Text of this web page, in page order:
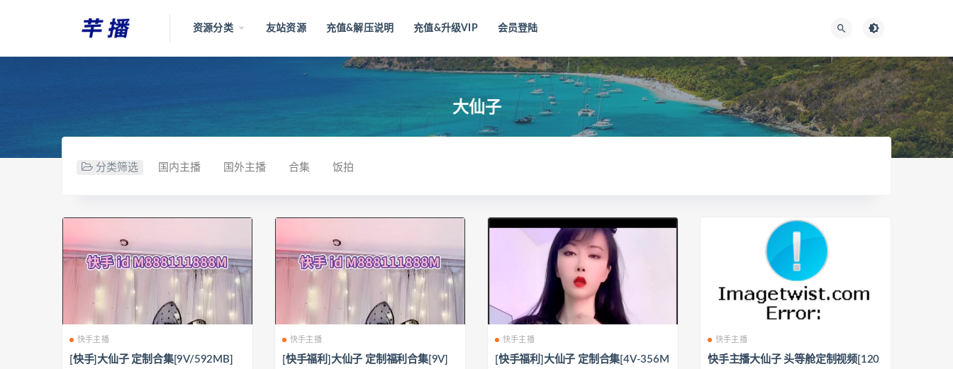
资源分类 友站资源 充值&解压说明 充值&升级VIP 会员登陆
大仙子
分类筛选 国内主播 国外主播 合集 饭拍
快手主播
[快手]大仙子 定制合集[9V/592MB]
快手主播
[快手福利]大仙子 定制福利合集[9V]
快手主播
[快手福利]大仙子 定制合集[4V-356M
快手主播
快手主播大仙子 头等舱定制视频[120